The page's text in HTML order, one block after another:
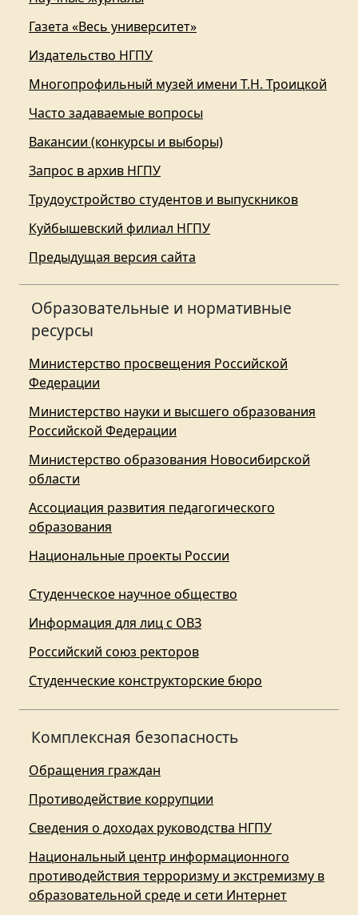
Газета «Весь университет»
Издательство НГПУ
Многопрофильный музей имени Т.Н. Троицкой
Часто задаваемые вопросы
Вакансии (конкурсы и выборы)
Запрос в архив НГПУ
Трудоустройство студентов и выпускников
Куйбышевский филиал НГПУ
Предыдущая версия сайта
Образовательные и нормативные
ресурсы
Министерство просвещения Российской
Федерации
Министерство науки и высшего образования
Российской Федерации
Министерство образования Новосибирской
области
Ассоциация развития педагогического
образования
Национальные проекты России
Студенческое научное общество
Информация для лиц с ОВЗ
Российский союз ректоров
Студенческие конструкторские бюро
Комплексная безопасность
Обращения граждан
Противодействие коррупции
Сведения о доходах руководства НГПУ
Национальный центр информационного
противодействия терроризму и экстремизму в
образовательной среде и сети Интернет